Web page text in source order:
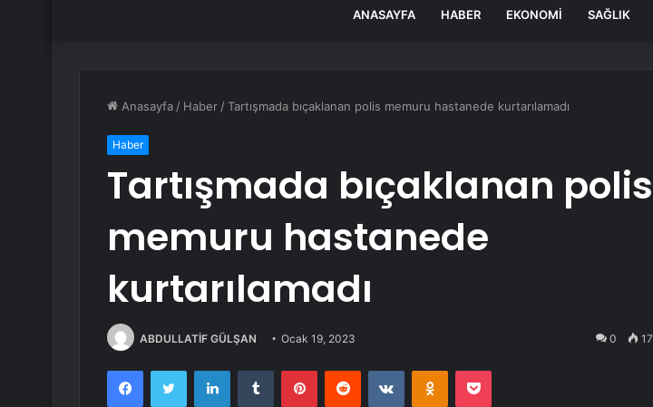
ANASAYFA HABER EKONOMI SAĞLIK
Anasayfa / Haber /Tartışmada bıçaklanan polis memuru hastanede kurtarılamadı
Haber
Tartışmada bıçaklanan polis
memuru hastanede
kurtarılamadı
ABDULLATİF GÜLŞAN Ocak 19, 2023 0 17
FacebookTwitter LinkedInTumblr PinterestReddit VKontakteOdnoklassniki
Pocket